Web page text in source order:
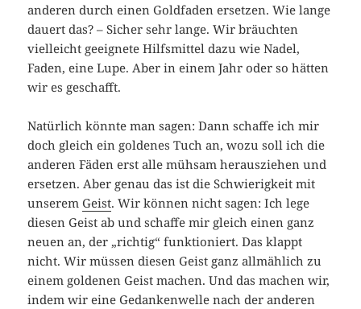
anderen durch einen Goldfaden ersetzen. Wie lange
dauert das? – Sicher sehr lange. Wir bräuchten
vielleicht geeignete Hilfsmittel dazu wie Nadel,
Faden, eine Lupe. Aber in einem Jahr oder so hätten
wir es geschafft.
Natürlich könnte man sagen: Dann schaffe ich mir
doch gleich ein goldenes Tuch an, wozu soll ich die
anderen Fäden erst alle mühsam herausziehen und
ersetzen. Aber genau das ist die Schwierigkeit mit
unseremGeist. Wir können nicht sagen: Ich lege
diesen Geist ab und schaffe mir gleich einen ganz
neuen an, der „richtig“ funktioniert. Das klappt
nicht. Wir müssen diesen Geist ganz allmählich zu
einem goldenen Geist machen. Und das machen wir,
indem wir eine Gedankenwelle nach der anderen